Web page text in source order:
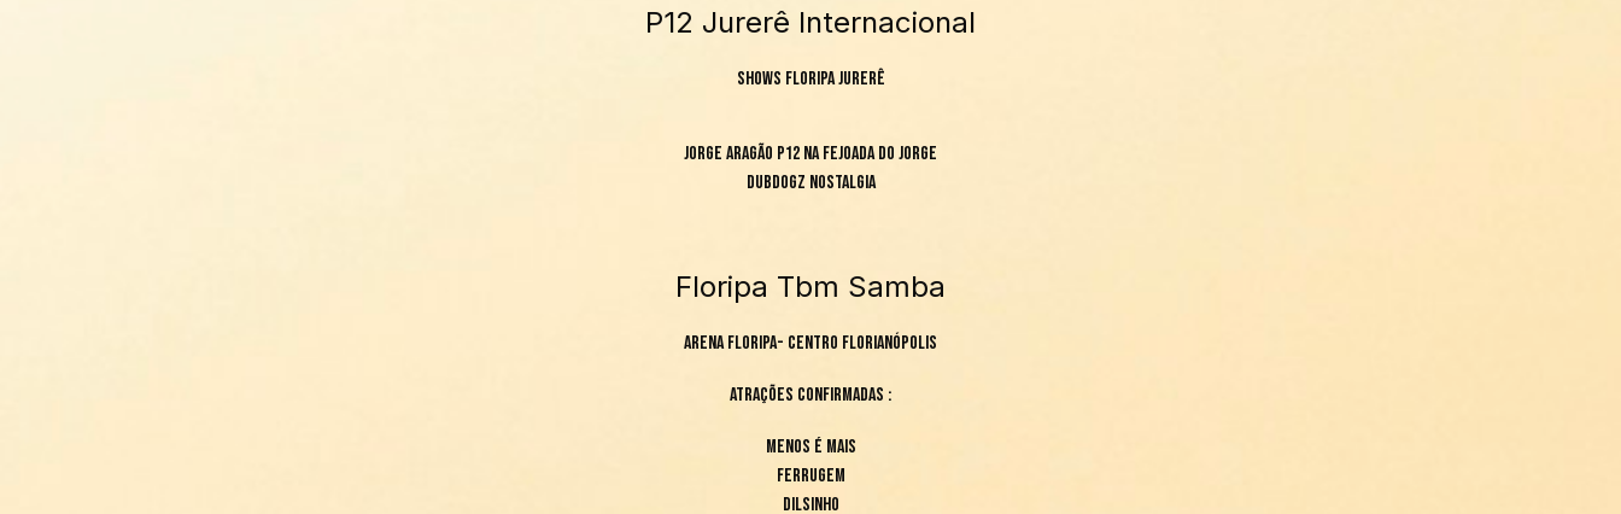
P12 Jurerê Internacional
Shows Floripa Jurerê
Jorge Aragão P12 na Fejoada do Jorge
Dubdogz Nostalgia
Floripa Tbm Samba
Arena Floripa- Centro Florianópolis
Atrações confirmadas :
Menos é Mais
Ferrugem
Dilsinho